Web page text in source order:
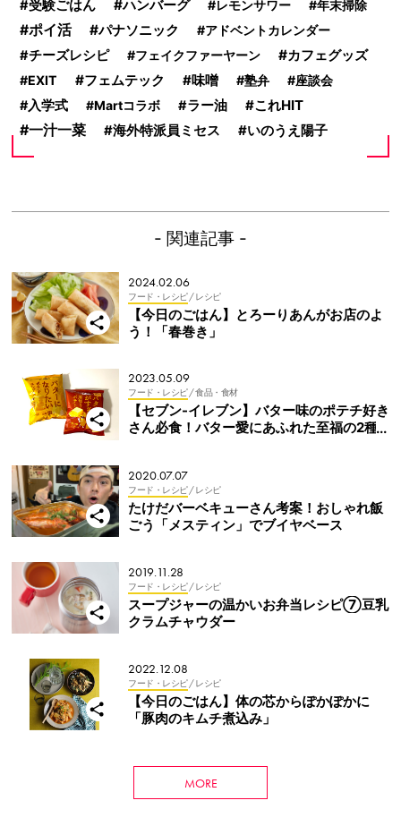
受験ごはん ハンバーグ レモンサワー 年末掃除
ポイ活 パナソニック アドベントカレンダー
チーズレシピ フェイクファーヤーン カフェグッズ
EXIT フェムテック 味噌 塾弁 座談会
入学式 Martコラボ ラー油 これHIT
一汁一菜 海外特派員ミセス いのうえ陽子
- 関連記事 -
2024.02.06
フード・レシピ/ レシピ
【今日のごはん】とろーりあんがお店のよ
う！「春巻き」
2023.05.09
フード・レシピ/ 食品・食材
【セブン-イレブン】バター味のポテチ好き
さん必食！バター愛にあふれた至福の2種
2020.07.07
フード・レシピ/ レシピ
たけだバーベキューさん考案！おしゃれ飯
ごう「メスティン」でブイヤベース
2019.11.28
フード・レシピ/ レシピ
スープジャーの温かいお弁当レシピ⑦豆乳
クラムチャウダー
2022.12.08
フード・レシピ/ レシピ
【今日のごはん】体の芯からぽかぽかに
「豚肉のキムチ煮込み」
MORE